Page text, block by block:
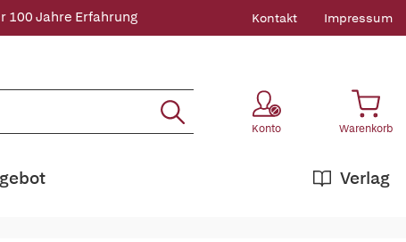
100 Jahre Erfahrung Kontakt Impressum
Konto Warenkorb
Verlag